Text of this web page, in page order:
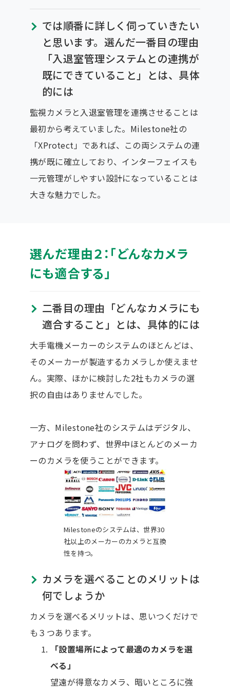
では順番に詳しく伺っていきたい
と思います。選んだ一番目の理由
「入退室管理システムとの連携が
既にできていること」とは、具体
的には
監視カメラと入退室管理を連携させることは
最初から考えていました。Milestone社の
「XProtect」であれば、この両システムの連
携が既に確立しており、インターフェイスも
一元管理がしやすい設計になっていることは
大きな魅力でした。
選んだ理由２：「どんなカメラ
にも適合する」
二番目の理由「どんなカメラにも
適合すること」とは、具体的には
大手電機メーカーのシステムのほとんどは、
そのメーカーが製造するカメラしか使えませ
ん。実際、ほかに検討した2社もカメラの選
択の自由はありませんでした。
一方、Milestone社のシステムはデジタル、
アナログを問わず、世界中ほとんどのメーカ
ーのカメラを使うことができます。
Milestoneのシステムは、世界30
社以上のメーカーのカメラと互換
性を持つ。
カメラを選べることのメリットは
何でしょうか
カメラを選べるメリットは、思いつくだけで
も３つあります。
「設置場所によって最適のカメラを選
べる」
望遠が得意なカメラ、暗いところに強